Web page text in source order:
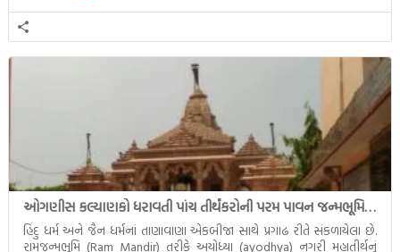
ઓગણીસ કલ્યાણકો ધરાવતી પાંચ તીર્થંકરોની પરમ પાવન જન્મભૂમિ – અયોધ્યા (Ayodhya)
હિંદુ ધર્મ અને જૈન ધર્મનાં તાણાવાણા એકબીજા સાથે પ્રગાઢ રીતે સંકળાયેલા છે.
રામજન્મભૂમિ (Ram Mandir) તરીકે અયોધ્યા (ayodhya) નગરી મહાતીર્થનું